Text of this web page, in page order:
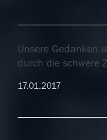
Unsere Gedanken
durch die schwere
17.01.2017